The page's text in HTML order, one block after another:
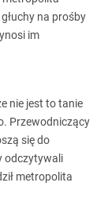
na prośby
im
nie jest to tanie
Przewodniczący
się do
odczytywali
metropolita